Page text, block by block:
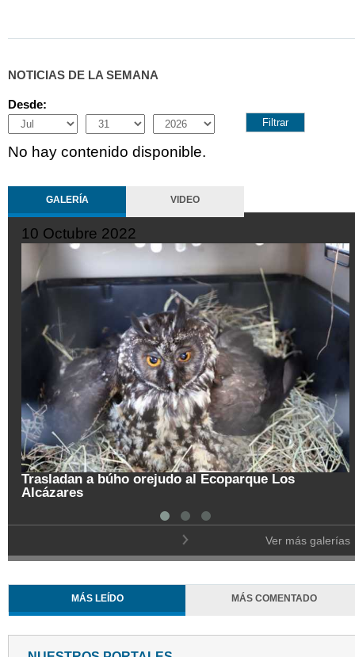
NOTICIAS DE LA SEMANA
Desde:
Month
Day Year
No hay contenido disponible.
GALERÍA VIDEO
10 Octubre 2022
Trasladan a búho orejudo al Ecoparque Los
Alcázares
Ver más galerías
MÁS LEÍDO MÁS COMENTADO